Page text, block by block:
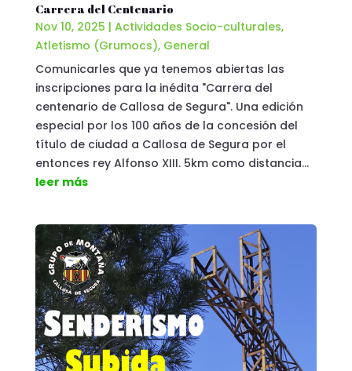
Carrera del Centenario
Nov 10, 2025 | Actividades Socio-culturales,
Atletismo (Grumocs), General
Comunicarles que ya tenemos abiertas las
inscripciones para la inédita "Carrera del
centenario de Callosa de Segura". Una edición
especial por los 100 años de la concesión del
título de ciudad a Callosa de Segura por el
entonces rey Alfonso XIII. 5km como distancia...
leer más